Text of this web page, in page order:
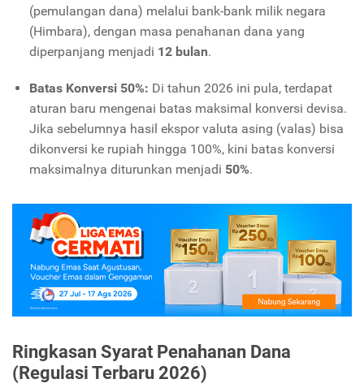
(pemulangan dana) melalui bank-bank milik negara
(Himbara), dengan masa penahanan dana yang
diperpanjang menjadi 12 bulan.
Batas Konversi 50%: Di tahun 2026 ini pula, terdapat
aturan baru mengenai batas maksimal konversi devisa.
Jika sebelumnya hasil ekspor valuta asing (valas) bisa
dikonversi ke rupiah hingga 100%, kini batas konversi
maksimalnya diturunkan menjadi 50%.
Ringkasan Syarat Penahanan Dana
(Regulasi Terbaru 2026)